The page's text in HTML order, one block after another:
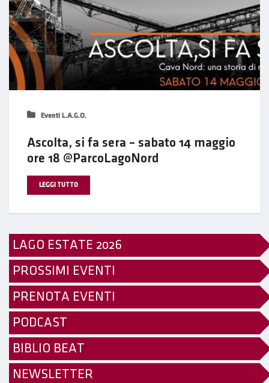
Eventi L.A.G.O.
Ascolta, si fa sera – sabato 14 maggio
ore 18 @ParcoLagoNord
LEGGI TUTTO
LAGO ESTATE 2026
PROSSIMI EVENTI
PRENOTA EVENTI
PODCAST
BIBLIO BEAT
NEWSLETTER